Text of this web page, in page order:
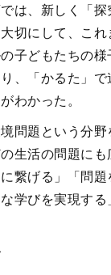
は、新しく「探
切にして、これ
子どもたちの様
、「かるた」で
わかった。
問題という分野
生活の問題にも
繋げる」「問題
学びを実現する